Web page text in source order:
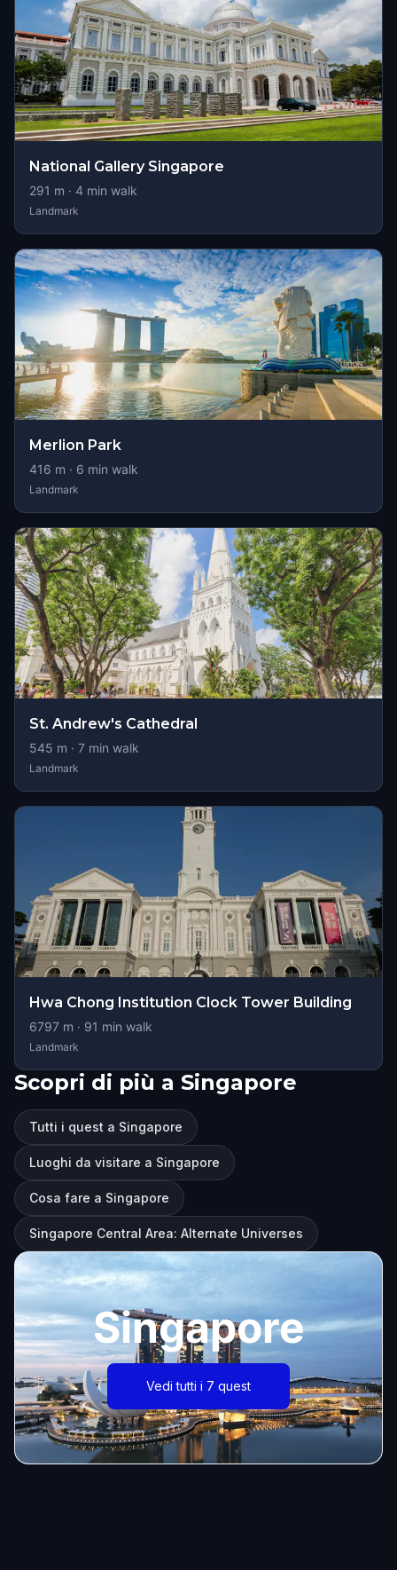
National Gallery Singapore
291 m · 4 min walk
Landmark
Merlion Park
416 m · 6 min walk
Landmark
St. Andrew's Cathedral
545 m · 7 min walk
Landmark
Hwa Chong Institution Clock Tower Building
6797 m · 91 min walk
Landmark
Scopri di più a Singapore
Tutti i quest a Singapore
Luoghi da visitare a Singapore
Cosa fare a Singapore
Singapore Central Area: Alternate Universes
Singapore
Vedi tutti i 7 quest